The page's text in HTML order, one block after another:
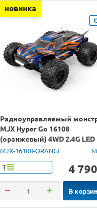
новинка
Радиоуправляемый
MJX Hyper Go 16108
(оранжевый) 4WD 2.4G LED
1/16 RTR
MJX-16108-ORANGE
Т 4 790
В